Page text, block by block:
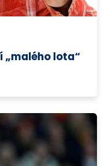
„malého lota“